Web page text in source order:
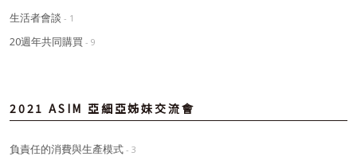
生活者會談 - 1
20週年共同購買 - 9
2021 ASIM 亞細亞姊妹交流會
負責任的消費與生產模式 - 3